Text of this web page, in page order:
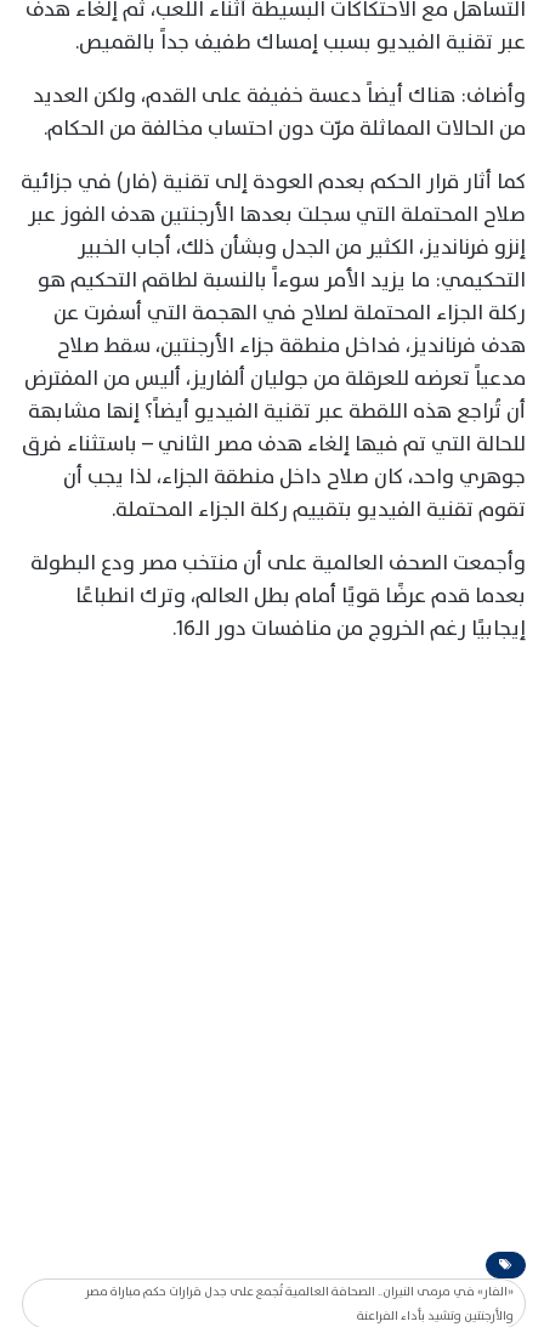
التساهل مع الاحتكاكات البسيطة أثناء اللعب، ثم إلغاء هدف
عبر تقنية الفيديو بسبب إمساك طفيف جداً بالقميص.
وأضاف: هناك أيضاً دعسة خفيفة على القدم، ولكن العديد
من الحالات المماثلة مرّت دون احتساب مخالفة من الحكام.
كما أثار قرار الحكم بعدم العودة إلى تقنية (فار) في جزائية
صلاح المحتملة التي سجلت بعدها الأرجنتين هدف الفوز عبر
إنزو فرنانديز، الكثير من الجدل وبشأن ذلك، أجاب الخبير
التحكيمي: ما يزيد الأمر سوءاً بالنسبة لطاقم التحكيم هو
ركلة الجزاء المحتملة لصلاح في الهجمة التي أسفرت عن
هدف فرنانديز، فداخل منطقة جزاء الأرجنتين، سقط صلاح
مدعياً تعرضه للعرقلة من جوليان ألفاريز، أليس من المفترض
أن تُراجع هذه اللقطة عبر تقنية الفيديو أيضاً؟ إنها مشابهة
للحالة التي تم فيها إلغاء هدف مصر الثاني – باستثناء فرق
جوهري واحد، كان صلاح داخل منطقة الجزاء، لذا يجب أن
تقوم تقنية الفيديو بتقييم ركلة الجزاء المحتملة.
وأجمعت الصحف العالمية على أن منتخب مصر ودع البطولة
بعدما قدم عرضًا قويًا أمام بطل العالم، وترك انطباعًا
إيجابيًا رغم الخروج من منافسات دور الـ16.
«الفار» في مرمى النيران.. الصحافة العالمية تُجمع على جدل قرارات حكم مباراة مصر
والأرجنتين وتشيد بأداء الفراعنة